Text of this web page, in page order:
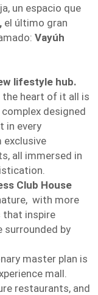
un espacio que
el último gran
Vayúh
lifestyle hub.
the heart of it all is
designed
in every
exclusive
all immersed in
Club House
with more
that inspire
surrounded by
master plan is
mall.
restaurants, and